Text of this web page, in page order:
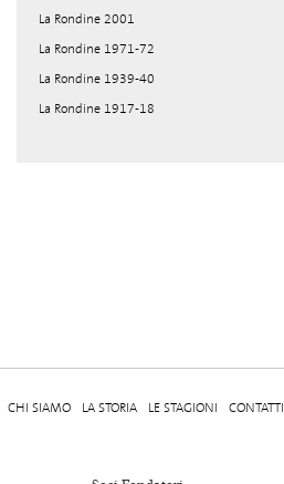
La Rondine 2001
La Rondine 1971-72
La Rondine 1939-40
La Rondine 1917-18
CHI SIAMO LA STORIA LE STAGIONI CONTATTI